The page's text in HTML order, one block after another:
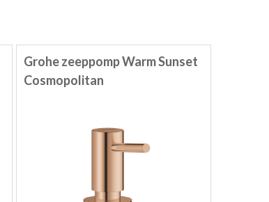
Grohe zeeppomp Warm Sunset
Cosmopolitan